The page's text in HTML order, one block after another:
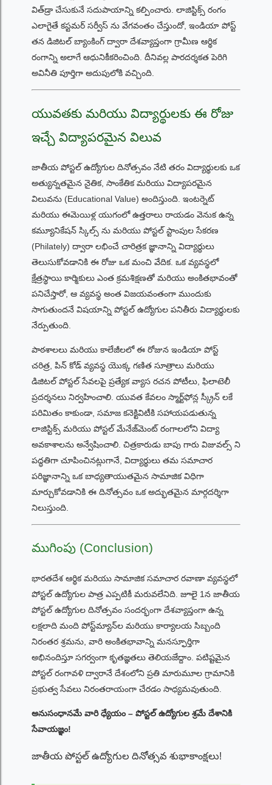
విత్‌డ్రా చేసుకునే సదుపాయాన్ని కల్పించారు. లాజిస్టిక్స్ రంగం
ఎలాగైతే కస్టమర్ సర్వీస్ ను వేగవంతం చేస్తుందో, ఇండియా పోస్ట్
తన డిజిటల్ బ్యాంకింగ్ ద్వారా దేశవ్యాప్తంగా గ్రామీణ ఆర్థిక
రంగాన్ని అలాగే ఆధునికీకరించింది. దీనివల్ల పారదర్శకత పెరిగి
అవినీతి పూర్తిగా అదుపులోకి వచ్చింది.
యువతకు మరియు విద్యార్థులకు ఈ రోజు
ఇచ్చే విద్యాపరమైన విలువ
జాతీయ పోస్టల్ ఉద్యోగుల దినోత్సవం నేటి తరం విద్యార్థులకు ఒక
అత్యున్నతమైన నైతిక, సాంకేతిక మరియు విద్యాపరమైన
విలువను (Educational Value) అందిస్తుంది. ఇంటర్నెట్
మరియు ఈమెయిళ్ల యుగంలో ఉత్తరాలు రాయడం వెనుక ఉన్న
కమ్యూనికేషన్ స్కిల్స్ ను మరియు పోస్టల్ స్టాంపుల సేకరణ
(Philately) ద్వారా లభించే చారిత్రక జ్ఞానాన్ని విద్యార్థులు
తెలుసుకోవడానికి ఈ రోజు ఒక మంచి వేదిక. ఒక వ్యవస్థలో
క్షేత్రస్థాయి కార్మికులు ఎంత క్రమశిక్షణతో మరియు అంకితభావంతో
పనిచేస్తారో, ఆ వ్యవస్థ అంత విజయవంతంగా ముందుకు
సాగుతుందనే విషయాన్ని పోస్టల్ ఉద్యోగుల పనితీరు విద్యార్థులకు
నేర్పుతుంది.
పాఠశాలలు మరియు కాలేజీలలో ఈ రోజున ఇండియా పోస్ట్
చరిత్ర, పిన్ కోడ్ వ్యవస్థ యొక్క గణిత సూత్రాలు మరియు
డిజిటల్ పోస్టల్ సేవలపై ప్రత్యేక వ్యాస రచన పోటీలు, ఫిలాటెలీ
ప్రదర్శనలు నిర్వహించాలి. యువత కేవలం స్మార్ట్‌ఫోన్ల స్క్రీన్ లకే
పరిమితం కాకుండా, సమాజ కనెక్టివిటీకి సహాయపడుతున్న
లాజిస్టిక్స్ మరియు పోస్టల్ మేనేజ్‌మెంట్ రంగాలలోని విద్యా
అవకాశాలను అన్వేషించాలి. చిత్రకారుడు బాపు గారు విజువల్స్ ని
పద్ధతిగా చూపించినట్లుగానే, విద్యార్థులు తమ సమాచార
పరిజ్ఞానాన్ని ఒక బాధ్యతాయుతమైన సామాజిక విధిగా
మార్చుకోవడానికి ఈ దినోత్సవం ఒక అద్భుతమైన మార్గదర్శిగా
నిలుస్తుంది.
ముగింపు (Conclusion)
భారతదేశ ఆర్థిక మరియు సామాజిక సమాచార రవాణా వ్యవస్థలో
పోస్టల్ ఉద్యోగుల పాత్ర ఎప్పటికీ మరువలేనిది. జూలై 1న జాతీయ
పోస్టల్ ఉద్యోగుల దినోత్సవం సందర్భంగా దేశవ్యాప్తంగా ఉన్న
లక్షలాది మంది పోస్ట్‌మ్యాన్‌ల మరియు కార్యాలయ సిబ్బంది
నిరంతర శ్రమను, వారి అంకితభావాన్ని మనస్ఫూర్తిగా
అభినందిస్తూ సగర్వంగా కృతజ్ఞతలు తెలియజేద్దాం. పటిష్టమైన
పోస్టల్ రంగావళి ద్వారానే దేశంలోని ప్రతి మారుమూల గ్రామానికి
ప్రభుత్వ సేవలు నిరంతరాయంగా చేరడం సాధ్యమవుతుంది.
అనుసంధానమే వారి ధ్యేయం – పోస్టల్ ఉద్యోగుల శ్రమే దేశానికి
సేవాయజ్ఞం!
జాతీయ పోస్టల్ ఉద్యోగుల దినోత్సవ శుభాకాంక్షలు!